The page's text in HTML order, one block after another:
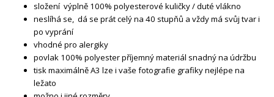
složení výplně 100% polyesterové kuličky / duté vlákno
neslíhá se, dá se prát celý na 40 stupňů a vždy má svůj tvar i
po vyprání
vhodné pro alergiky
povlak 100% polyester příjemný materiál snadný na údržbu
tisk maximálně A3 lze i vaše fotografie grafiky nejlépe na
ležato